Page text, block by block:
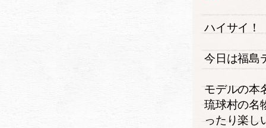
ハイサイ！
今日は福島
モデルの本
琉球村の名
ったり楽し